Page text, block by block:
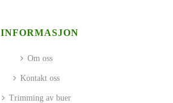
INFORMASJON
Om oss
Kontakt oss
Trimming av buer